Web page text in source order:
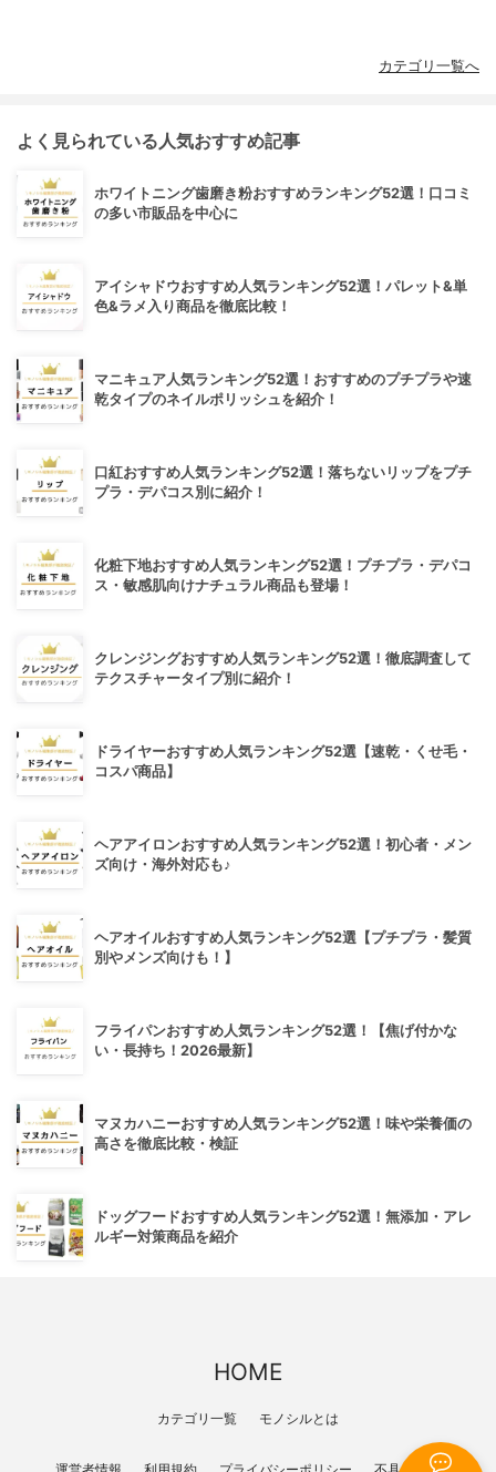
カテゴリ一覧へ
よく見られている人気おすすめ記事
ホワイトニング歯磨き粉おすすめランキング52選！口コミ
の多い市販品を中心に
アイシャドウおすすめ人気ランキング52選！パレット&単
色&ラメ入り商品を徹底比較！
マニキュア人気ランキング52選！おすすめのプチプラや速
乾タイプのネイルポリッシュを紹介！
口紅おすすめ人気ランキング52選！落ちないリップをプチ
プラ・デパコス別に紹介！
化粧下地おすすめ人気ランキング52選！プチプラ・デパコ
ス・敏感肌向けナチュラル商品も登場！
クレンジングおすすめ人気ランキング52選！徹底調査して
テクスチャータイプ別に紹介！
ドライヤーおすすめ人気ランキング52選【速乾・くせ毛・
コスパ商品】
ヘアアイロンおすすめ人気ランキング52選！初心者・メン
ズ向け・海外対応も♪
ヘアオイルおすすめ人気ランキング52選【プチプラ・髪質
別やメンズ向けも！】
フライパンおすすめ人気ランキング52選！【焦げ付かな
い・長持ち！2026最新】
マヌカハニーおすすめ人気ランキング52選！味や栄養価の
高さを徹底比較・検証
ドッグフードおすすめ人気ランキング52選！無添加・アレ
ルギー対策商品を紹介
HOME
カテゴリ一覧 モノシルとは